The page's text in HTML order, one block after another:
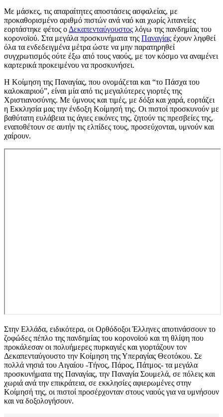
Με μάσκες, τις απαραίτητες αποστάσεις ασφαλείας, με
προκαθορισμένο αριθμό πιστών ανά ναό και χωρίς λιτανείες
εορτάστηκε φέτος ο Δεκαπενταύγουστος λόγω της πανδημίας του
κορονοϊού. Στα μεγάλα προσκυνήματα της Παναγίας έχουν ληφθεί
όλα τα ενδεδειγμένα μέτρα ώστε να μην παρατηρηθεί
συγχρωτισμός ούτε έξω από τους ναούς, με τον κόσμο να αναμένει
καρτερικά προκειμένου να προσκυνήσει.
Η Κοίμηση της Παναγίας, που ονομάζεται και “το Πάσχα του
καλοκαιριού”, είναι μία από τις μεγαλύτερες γιορτές της
Χριστιανοσύνης. Με ύμνους και τιμές, με δόξα και χαρά, εορτάζει
η Εκκλησία μας την ένδοξη Κοίμησή της. Οι πιστοί προσκυνούν με
βαθύτατη ευλάβεια τις άγιες εικόνες της, ζητούν τις πρεσβείες της,
εναποθέτουν σε αυτήν τις ελπίδες τους, προσεύχονται, υμνούν και
χαίρουν.
Στην Ελλάδα, ειδικότερα, οι Ορθόδοξοι Έλληνες αποτινάσσουν το
ζοφώδες πέπλο της πανδημίας του κορονοϊού και τη θλίψη που
προκάλεσαν οι πολυήμερες πυρκαγιές και γιορτάζουν τον
Δεκαπενταύγουστο την Κοίμηση της Υπεραγίας Θεοτόκου. Σε
πολλά νησιά του Αιγαίου -Τήνος, Πάρος, Πάτμος- τα μεγάλα
προσκυνήματα της Παναγίας, την Παναγία Σουμελά, σε πόλεις και
χωριά ανά την επικράτεια, σε εκκλησίες αφιερωμένες στην
Κοίμησή της, οι πιστοί προσέρχονταν στους ναούς για να υμνήσουν
και να δοξολογήσουν.